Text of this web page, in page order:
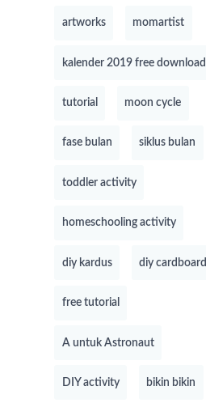
artworks momartist
kalender 2019 free download
tutorial moon cycle
fase bulan siklus bulan
toddler activity
homeschooling activity
diy kardus diy cardboard
free tutorial
A untuk Astronaut
DIY activity bikin bikin